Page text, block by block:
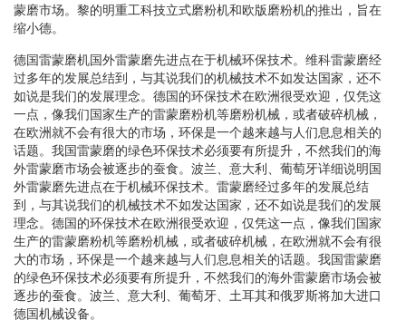
蒙磨市场。黎的明重工科技立式磨粉机和欧版磨粉机的推出，旨在
缩小德。
德国雷蒙磨机国外雷蒙磨先进点在于机械环保技术。维科雷蒙磨经
过多年的发展总结到，与其说我们的机械技术不如发达国家，还不
如说是我们的发展理念。德国的环保技术在欧洲很受欢迎，仅凭这
一点，像我们国家生产的雷蒙磨粉机等磨粉机械，或者破碎机械，
在欧洲就不会有很大的市场，环保是一个越来越与人们息息相关的
话题。我国雷蒙磨的绿色环保技术必须要有所提升，不然我们的海
外雷蒙磨市场会被逐步的蚕食。波兰、意大利、葡萄牙详细说明国
外雷蒙磨先进点在于机械环保技术。雷蒙磨经过多年的发展总结
到，与其说我们的机械技术不如发达国家，还不如说是我们的发展
理念。德国的环保技术在欧洲很受欢迎，仅凭这一点，像我们国家
生产的雷蒙磨粉机等磨粉机械，或者破碎机械，在欧洲就不会有很
大的市场，环保是一个越来越与人们息息相关的话题。我国雷蒙磨
的绿色环保技术必须要有所提升，不然我们的海外雷蒙磨市场会被
逐步的蚕食。波兰、意大利、葡萄牙、土耳其和俄罗斯将加大进口
德国机械设备。